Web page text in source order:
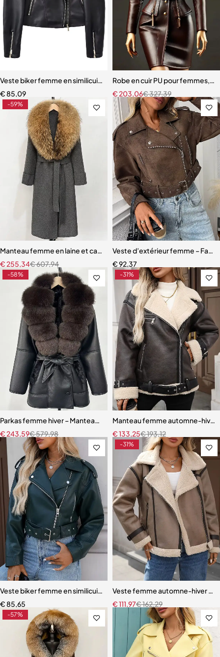
Veste biker femme en similicuir noir – Coupe ample, zippée, style
€ 85,09
Robe en cuir PU pour femmes,
€327,39
€203,06
-59%
Manteau femme en laine et cachemire – Nouveau modèle
€607,94
€255,34
Veste d’extérieur femme –
€92,37
-58%
Parkas femme hiver – Manteau épais en vraie fourrure de renard et
€579,98
€243,59
-31%
Manteau femme automne-hiver
€193,12
€133,25
Veste biker femme en similicuir – Coupe ample et courte avec
€ 85,65
-31%
Veste femme automne-hiver en
€162,29
€111,97
-57%